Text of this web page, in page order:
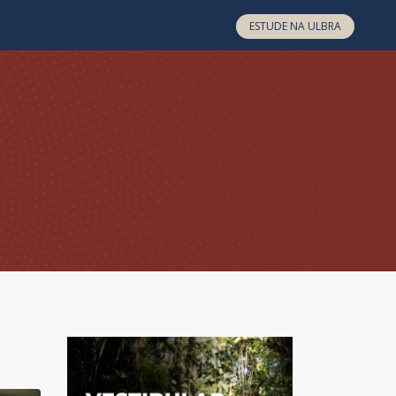
ESTUDE NA ULBRA